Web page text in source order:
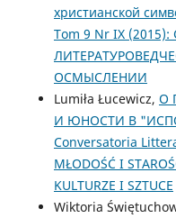
христианской
Tom 9 Nr IX
ОСМЫСЛЕНИИ
Lumiła Łucewicz, О
И ЮНОСТИ В
Conversatoria
MŁODOŚĆ I
KULTURZE I SZTUCE
Wiktoria